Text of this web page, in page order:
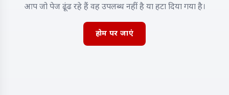
आप जो पेज ढूंढ रहे हैं वह उपलब्ध नहीं है या हटा दिया गया है।
होम पर जाएं